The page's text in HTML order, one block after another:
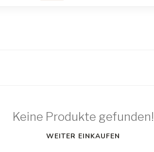
Keine Produkte gefunden!
WEITER EINKAUFEN